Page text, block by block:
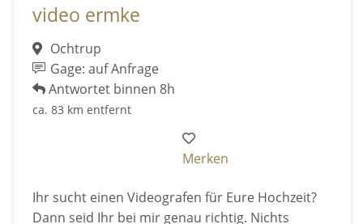
video ermke
Ochtrup
Gage: auf Anfrage
Antwortet binnen 8h
ca. 83 km entfernt
Merken
Ihr sucht einen Videografen für Eure Hochzeit?
Dann seid Ihr bei mir genau richtig. Nichts